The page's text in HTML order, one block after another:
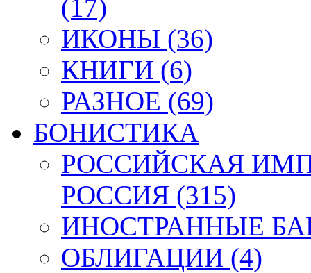
(17)
ИКОНЫ (36)
КНИГИ (6)
РАЗНОЕ (69)
БОНИСТИКА
РОССИЙСКАЯ
РОССИЯ (315)
ИНОСТРАННЫЕ
ОБЛИГАЦИИ (4)